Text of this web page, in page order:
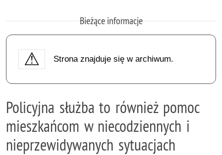
Bieżące informacje
Strona znajduje się w archiwum.
Policyjna służba to również pomoc
mieszkańcom w niecodziennych i
nieprzewidywanych sytuacjach